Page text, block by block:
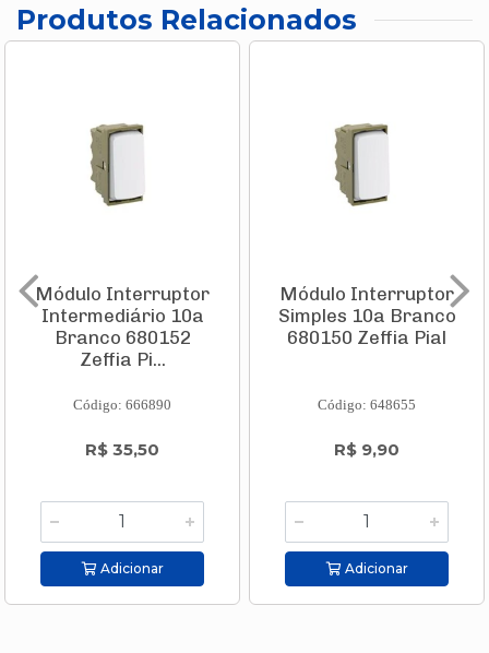
Produtos Relacionados
Módulo Interruptor
Intermediário 10a
Branco 680152
Zeffia Pi...
Código: 666890
R$ 35,50
Adicionar
Módulo Interruptor
Simples 10a Branco
680150 Zeffia Pial
Código: 648655
R$ 9,90
Adicionar